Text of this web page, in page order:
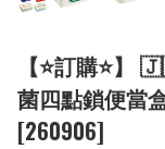
【⭐訂購⭐
菌四點鎖便當
[260906]